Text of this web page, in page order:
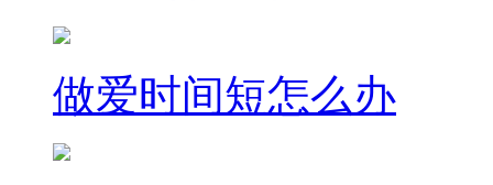
做爱时间短怎么办